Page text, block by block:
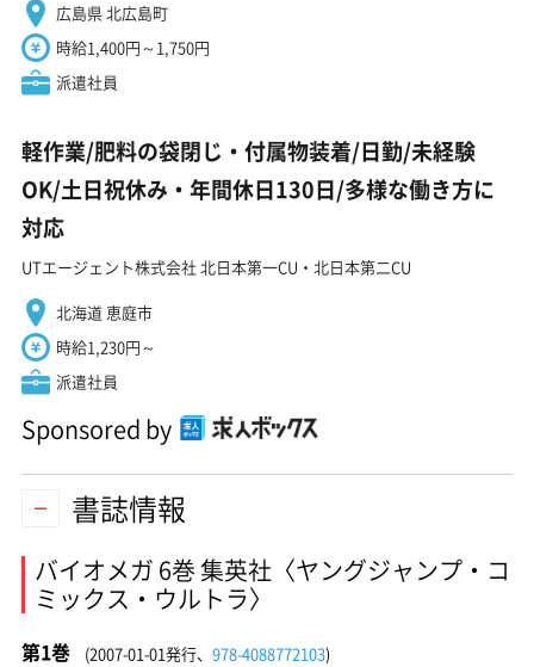
広島県 北広島町
時給1,400円～1,750円
派遣社員
軽作業/肥料の袋閉じ・付属物装着/日勤/未経験
OK/土日祝休み・年間休日130日/多様な働き方に
対応
UTエージェント株式会社 北日本第一CU・北日本第二CU
北海道 恵庭市
時給1,230円～
派遣社員
Sponsored by
書誌情報
バイオメガ 6巻 集英社〈ヤングジャンプ・コ
ミックス・ウルトラ〉
第1巻 (2007-01-01発行、 978-4088772103)